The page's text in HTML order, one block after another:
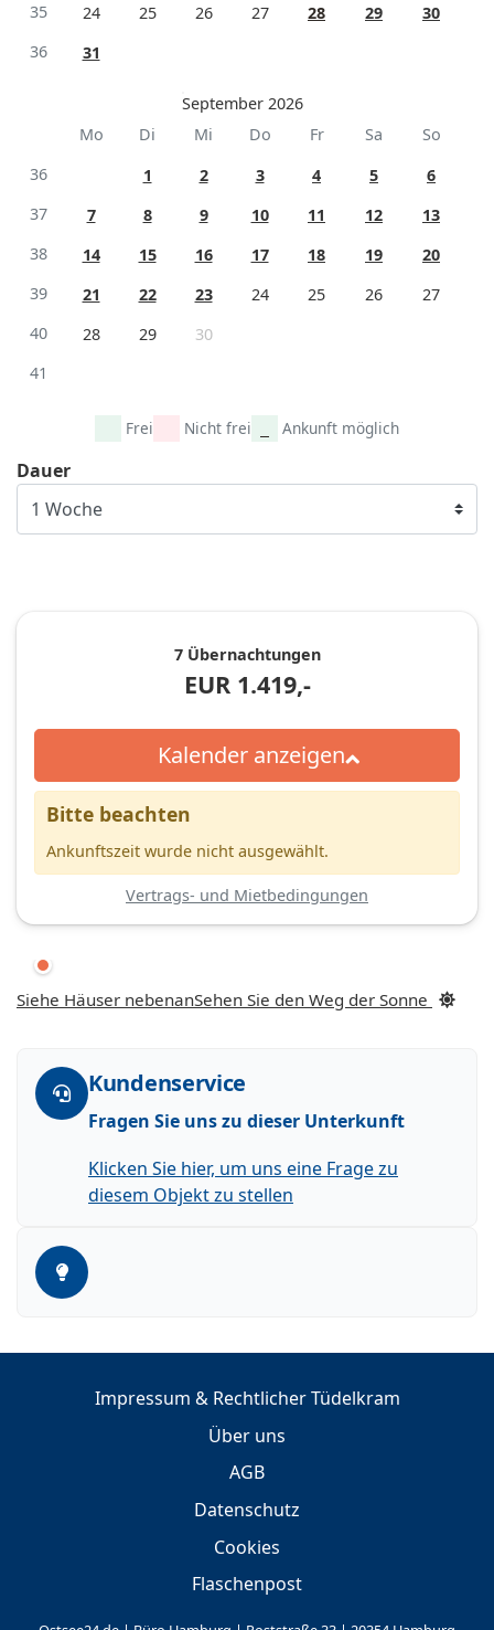
35
24 25 26 27 28 29
30
36
31
September 2026
Mo
Di Mi Do Fr Sa
So
36
1 2 3 4 5
6
37
7 8 9 10 11 12
13
38
14 15 16 17 18 19
20
39
21 22 23 24 25 26
27
40
28 29
30
41
Frei Nicht frei Ankunft möglich
Dauer
7 Übernachtungen
EUR 1.419,-
Kalender anzeigen
Bitte beachten
Ankunftszeit wurde nicht ausgewählt.
Vertrags- und Mietbedingungen
Siehe Häuser nebenanSehen Sie den Weg der Sonne
Kundenservice
Fragen Sie uns zu dieser Unterkunft
Klicken Sie hier, um uns eine Frage zu
diesem Objekt zu stellen
Impressum & Rechtlicher Tüdelkram
Über uns
AGB
Datenschutz
Cookies
Flaschenpost